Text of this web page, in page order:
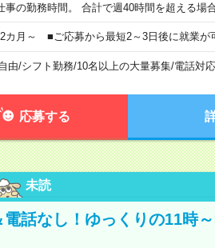
の勤務時間。 合計で週40時間を超える場
カ月～ ■ご応募から最短2～3日後に就業が
由/シフト勤務/10名以上の大量募集/電話対
応募する
未読
電話なし！ゆっくりの11時